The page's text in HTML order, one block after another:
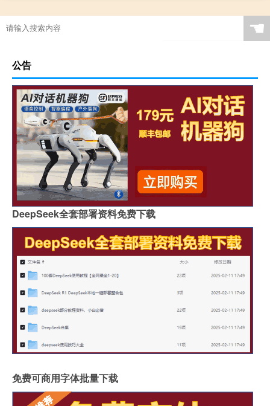
☚
公告
DeepSeek全套部署资料免费下载
免费可商用字体批量下载